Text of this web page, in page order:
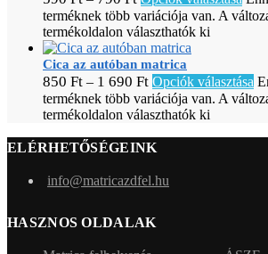
terméknek több variációja van. A
termékoldalon választhatók ki
Cica az autóban matrica
850 Ft – 1 690 Ft Opciók választása
terméknek több variációja van. A
termékoldalon választhatók ki
ELÉRHETŐSÉGEINK
info@matricazdfel.hu
HASZNOS OLDALAK